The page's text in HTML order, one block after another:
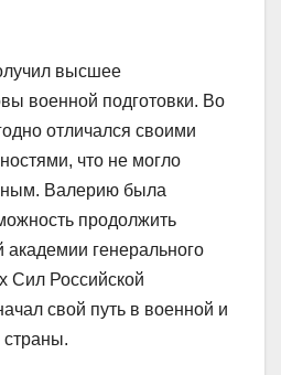
высшее
военной подготовки. Во
отличался своими
что не могло
Валерию была
продолжить
генерального
Сил Российской
свой путь в военной и
страны.